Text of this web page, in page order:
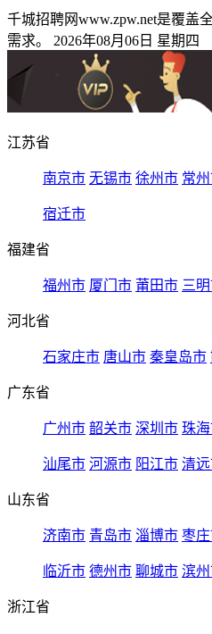
千城招聘网www.zpw.net是覆盖
需求。 2026年08月06日 星期四
江苏省
南京市 无锡市 徐州市 常
宿迁市
福建省
福州市 厦门市 莆田市 三
河北省
石家庄市 唐山市 秦皇岛市
广东省
广州市 韶关市 深圳市 珠
汕尾市 河源市 阳江市 清
山东省
济南市 青岛市 淄博市 枣
临沂市 德州市 聊城市 滨
浙江省